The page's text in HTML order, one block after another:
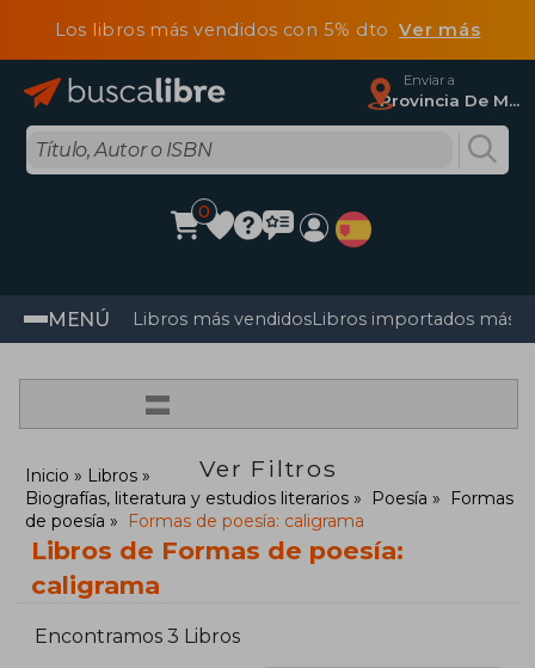
Los libros más vendidos con 5% dtoVer más
Enviar a
Provincia De Madrid
0
MENÚ Libros más vendidosLibros importados más
=
Ver Filtros
Inicio
Libros
Biografías, literatura y estudios literarios
Poesía
Formas
de poesía
Formas de poesía: caligrama
Libros de Formas de poesía:
caligrama
Encontramos 3 Libros